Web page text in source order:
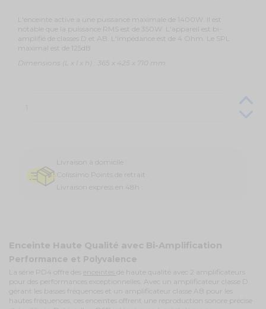
L'enceinte active a une puissance maximale de 1400W. Il est
notable que la puissance RMS est de 350W. L'appareil est bi-
amplifié de classes D et AB. L'impédance est de 4 Ohm. Le SPL
maximal est de 125dB.
Dimensions (L x l x h) : 365 x 425 x 710 mm
Livraison à domicile :
Colissimo Points de retrait :
Livraison express en 48h :
Enceinte Haute Qualité avec Bi-Amplification
Performance et Polyvalence
La série PD4 offre des enceintes
de haute qualité avec 2 amplificateurs
pour des performances exceptionnelles. Avec un amplificateur classe D
gérant les basses fréquences et un amplificateur classe AB pour les
hautes fréquences, ces enceintes offrent une reproduction sonore précise